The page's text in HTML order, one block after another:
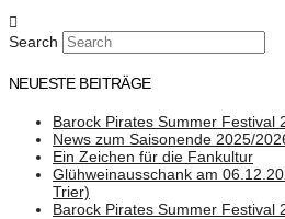
Search
NEUESTE BEITRÄGE
Barock Pirates Summer Festival
News zum Saisonende 2025/
Ein Zeichen für die Fankultur
Glühweinausschank am
Trier)
Barock Pirates Summer Festival